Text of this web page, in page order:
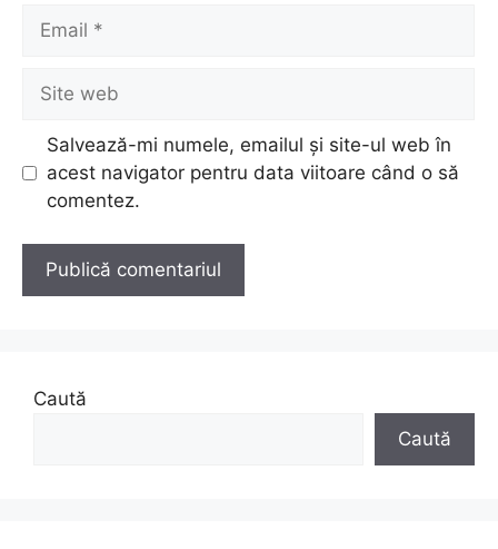
Email
Site
web
Salvează-mi numele, emailul și site-ul web în
acest navigator pentru data viitoare când o să
comentez.
Caută
Caută